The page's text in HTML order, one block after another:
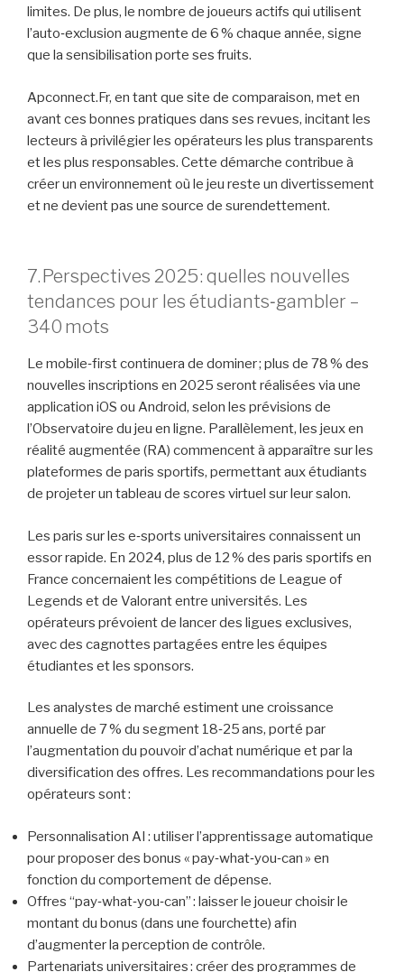
limites. De plus, le nombre de joueurs actifs qui utilisent
l’auto‑exclusion augmente de 6 % chaque année, signe
que la sensibilisation porte ses fruits.
Apconnect.Fr, en tant que site de comparaison, met en
avant ces bonnes pratiques dans ses revues, incitant les
lecteurs à privilégier les opérateurs les plus transparents
et les plus responsables. Cette démarche contribue à
créer un environnement où le jeu reste un divertissement
et ne devient pas une source de surendettement.
7. Perspectives 2025 : quelles nouvelles
tendances pour les étudiants‑gambler –
340 mots
Le mobile‑first continuera de dominer ; plus de 78 % des
nouvelles inscriptions en 2025 seront réalisées via une
application iOS ou Android, selon les prévisions de
l’Observatoire du jeu en ligne. Parallèlement, les jeux en
réalité augmentée (RA) commencent à apparaître sur les
plateformes de paris sportifs, permettant aux étudiants
de projeter un tableau de scores virtuel sur leur salon.
Les paris sur les e‑sports universitaires connaissent un
essor rapide. En 2024, plus de 12 % des paris sportifs en
France concernaient les compétitions de League of
Legends et de Valorant entre universités. Les
opérateurs prévoient de lancer des ligues exclusives,
avec des cagnottes partagées entre les équipes
étudiantes et les sponsors.
Les analystes de marché estiment une croissance
annuelle de 7 % du segment 18‑25 ans, porté par
l’augmentation du pouvoir d’achat numérique et par la
diversification des offres. Les recommandations pour les
opérateurs sont :
Personnalisation AI : utiliser l’apprentissage automatique
pour proposer des bonus « pay‑what‑you‑can » en
fonction du comportement de dépense.
Offres “pay‑what‑you‑can” : laisser le joueur choisir le
montant du bonus (dans une fourchette) afin
d’augmenter la perception de contrôle.
Partenariats universitaires : créer des programmes de